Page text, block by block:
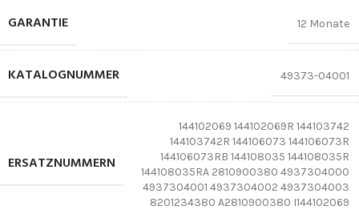
GARANTIE 12 Monate
KATALOGNUMMER 49373-04001
ERSATZNUMMERN
144102069 144102069R 144103742
144103742R 144106073 144106073R
144106073RB 144108035 144108035R
144108035RA 2810900380 4937304000
4937304001 4937304002 4937304003
8201234380 A2810900380 I144102069